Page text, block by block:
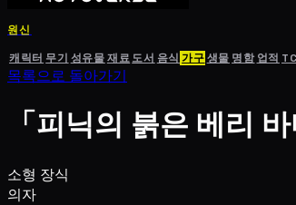
원신
캐릭터 무기 성유물재료도서 음식 가구생물 명함 업적
목록으로 돌아가기
「피닉의 붉은 베리 바
소형 장식
의자